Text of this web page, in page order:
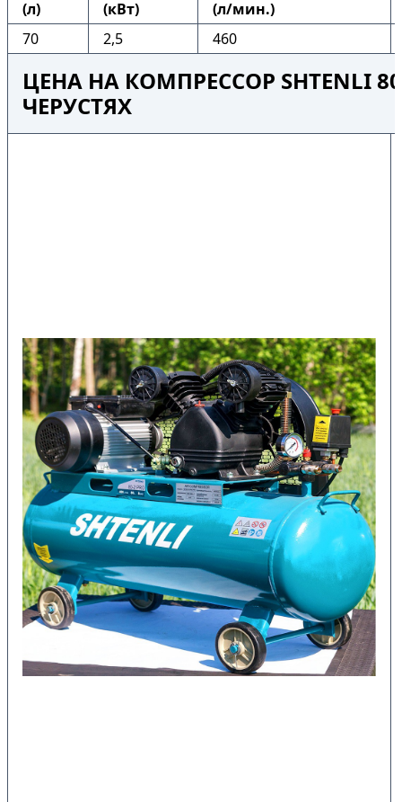
(л) (кВт)
(л/мин.)
70
2,5 460
ЦЕНА НА КОМПРЕССОР SHTENLI 80-
ЧЕРУСТЯХ